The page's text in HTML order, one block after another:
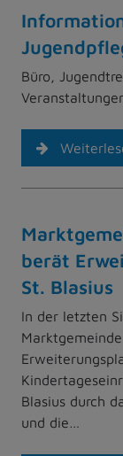
Büro,
berät
St. Blasius
In der letzten
Blasius durch
und die…